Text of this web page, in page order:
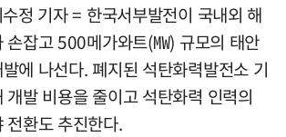
정 기자 = 한국서부발전이 국내외 해
손잡고 500메가와트(㎿) 규모의 태안
에 나선다. 폐지된 석탄화력발전소 기
개발 비용을 줄이고 석탄화력 인력의
전환도 추진한다.